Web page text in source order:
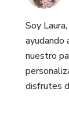
Soy
ayudando
nuestro
disfrutes